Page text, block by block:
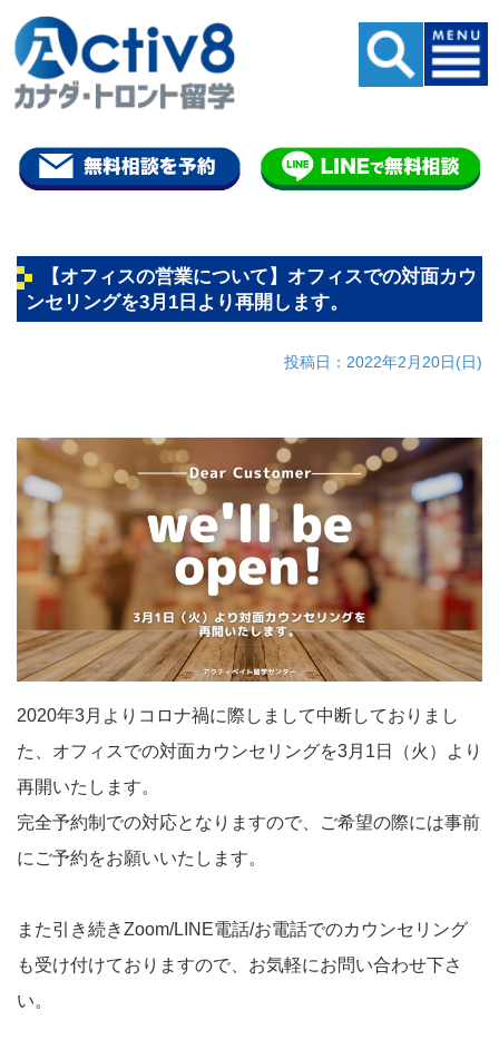
【オフィスの営業について】オフィスでの対面カウ
ンセリングを3月1日より再開します。
投稿日：2022年2月20日(日)
2020年3月よりコロナ禍に際しまして中断しておりまし
た、オフィスでの対面カウンセリングを3月1日（火）より
再開いたします。
完全予約制での対応となりますので、ご希望の際には事前
にご予約をお願いいたします。
また引き続きZoom/LINE電話/お電話でのカウンセリング
も受け付けておりますので、お気軽にお問い合わせ下さ
い。